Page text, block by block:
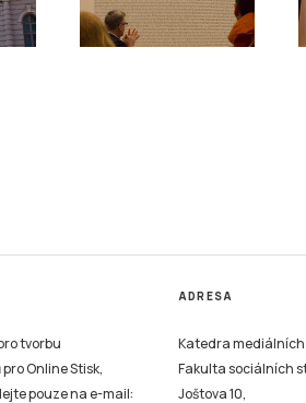
tvorbu
Online Stisk,
pouze na e-mail:
ADRESA
Katedra
Fakulta sociálních
Joštova 10,